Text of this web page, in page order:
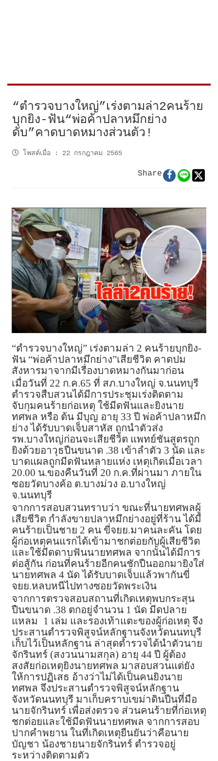
“ตำรวจบางใหญ่”เร่งตามล่า2คนร้าย
บุกยิง-ฟัน“พ่อค้าปลาหมึกย่าง
ดับ”คาดบาดหมางส่วนตัว!
โพสต์เมื่อ : 22 กรกฎาคม 2565
Share
“ตำรวจบางใหญ่” เร่งตามล่า 2 คนร้ายบุกยิง-
ฟัน “พ่อค้าปลาหมึกย่าง”เสียชีวิต คาดปม
สังหารมาจากมีเรื่องบาดหมางกันมาก่อน
เมื่อวันที่ 22 ก.ค.65 ที่ สภ.บางใหญ่ จ.นนทบุรี
ตำรวจสืบสวนได้มีการประชุมเร่งติดตาม
จับกุมคนร้ายก่อเหตุ ใช้มีดฟันและยิงนาย
ทศพล หรือ ต้น มีบุญ อายุ 33 ปี พ่อค้าปลาหมึก
ย่าง ได้รับบาดเจ็บสาหัส ถูกนำตัวส่ง
รพ.บางใหญ่ก่อนจะเสียชีวิต แพทย์ชันสูตรถูก
ยิงด้วยอาวุธปืนขนาด .38 เข้าลำตัว 3 นัด และ
บาดแผลถูกมีดฟันหลายแห่ง เหตุเกิดเมื่อเวลา
20.00 น.ของคืนวันที่ 20 ก.ค.ที่ผ่านมา ภายใน
ซอยวัดบางค้อ ต.บางม่วง อ.บางใหญ่
จ.นนทบุรี
จากการสอบสวนทราบว่า ขณะที่นายทศพลผู้
เสียชีวิต กำลังขายปลาหมึกย่างอยู่ที่ร้าน ได้มี
คนร้ายเป็นชาย 2 คน ขี่จยย.มาคนละคัน โดย
ผู้ก่อเหตุคนแรกได้เข้ามาชกต่อยกับผู้เสียชีวิต
และใช้มีดดาบฟันนายทศพล จากนั้นได้มีการ
ต่อสู้กัน ก่อนที่คนร้ายอีกคนชักปืนออกมายิงใส่
นายทศพล 4 นัด ได้รับบาดเจ็บแล้วพากันขี่
จยย.หลบหนีไปทางซอยวัดพระเงิน
จากการตรวจสอบสถานที่เกิดเหตุพบกระสุน
ปืนขนาด .38 ตกอยู่จำนวน 1 นัด มีดปลาย
แหลม
1 เล่ม และรองเท้าแตะของผู้ก่อเหตุ จึง
ประสานตำรวจพิสูจน์หลักฐานจังหวัดนนทบุรี
เก็บไว้เป็นหลักฐาน ล่าสุดตำรวจได้นำตัวนาย
จักรินทร์ (สงวนนามสกุล) อายุ 44 ปี ผู้ต้อง
สงสัยก่อเหตุยิงนายทศพล มาสอบสวนแต่ยัง
ให้การปฏิเสธ อ้างว่าไม่ได้เป็นคนยิงนาย
ทศพล จึงประสานตำรวจพิสูจน์หลักฐาน
จังหวัดนนทบุรี มาเก็บคราบเขม่าดินปืนที่มือ
นายจักรินทร์ เพื่อส่งตรวจ ส่วนคนร้ายที่ก่อเหตุ
ชกต่อยและใช้มีดฟันนายทศพล จากการสอบ
ปากคำพยาน ในที่เกิดเหตุยืนยันว่าคือนาย
บัญชา น้องชายนายจักรินทร์ ตำรวจอยู่
ระหว่างติดตามตัว